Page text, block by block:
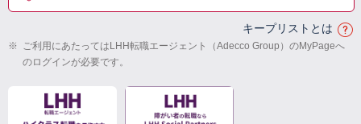
キープリストとは
※ ご利用にあたってはLHH転職エージェント（Adecco Group）のMyPageへ
のログインが必要です。